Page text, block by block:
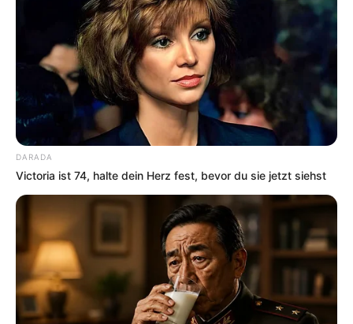
DARADA
Victoria ist 74, halte dein Herz fest, bevor du sie jetzt siehst